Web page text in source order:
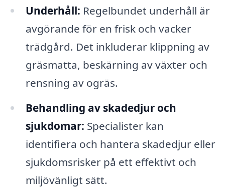
Underhåll: Regelbundet underhåll är
avgörande för en frisk och vacker
trädgård. Det inkluderar klippning av
gräsmatta, beskärning av växter och
rensning av ogräs.
Behandling av skadedjur och
sjukdomar: Specialister kan
identifiera och hantera skadedjur eller
sjukdomsrisker på ett effektivt och
miljövänligt sätt.